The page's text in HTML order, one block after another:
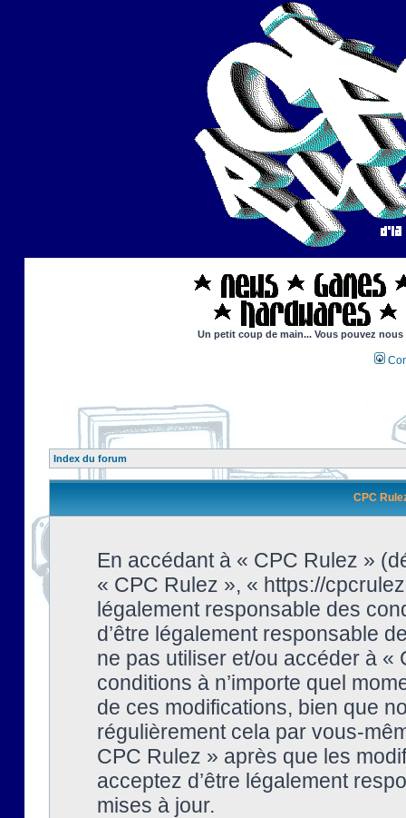
Un petit coup de main... Vous pouvez
Index du forum
CPC
En accédant à « CPC Rulez »
« CPC Rulez », « https://
légalement responsable des
d’être légalement responsable
ne pas utiliser et/ou accéder à
conditions à n’importe quel
de ces modifications, bien que
régulièrement cela par vous-
CPC Rulez » après que les
acceptez d’être légalement
mises à jour.